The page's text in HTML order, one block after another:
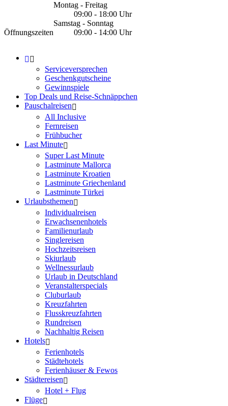
Öffnungszeiten
Montag - Freitag
09:00 - 18:00 Uhr
Samstag - Sonntag
09:00 - 14:00 Uhr
Serviceversprechen
Geschenkgutscheine
Gewinnspiele
Top Deals und Reise-Schnäppchen
Pauschalreisen
All Inclusive
Fernreisen
Frühbucher
Last Minute
Super Last Minute
Lastminute Mallorca
Lastminute Kroatien
Lastminute Griechenland
Lastminute Türkei
Urlaubsthemen
Individualreisen
Erwachsenenhotels
Familienurlaub
Singlereisen
Hochzeitsreisen
Skiurlaub
Wellnessurlaub
Urlaub in Deutschland
Veranstalterspecials
Cluburlaub
Kreuzfahrten
Flusskreuzfahrten
Rundreisen
Nachhaltig Reisen
Hotels
Ferienhotels
Städtehotels
Ferienhäuser & Fewos
Städtereisen
Hotel + Flug
Flüge